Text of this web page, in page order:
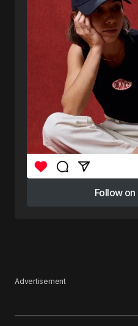
Follow on
Follow on
Advertisement